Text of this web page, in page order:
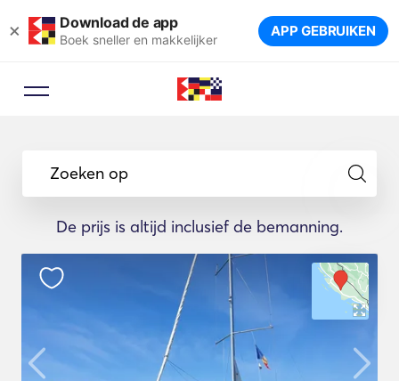
× Download de app
Boek sneller en makkelijker APP GEBRUIKEN
Zoeken op
De prijs is altijd inclusief de bemanning.